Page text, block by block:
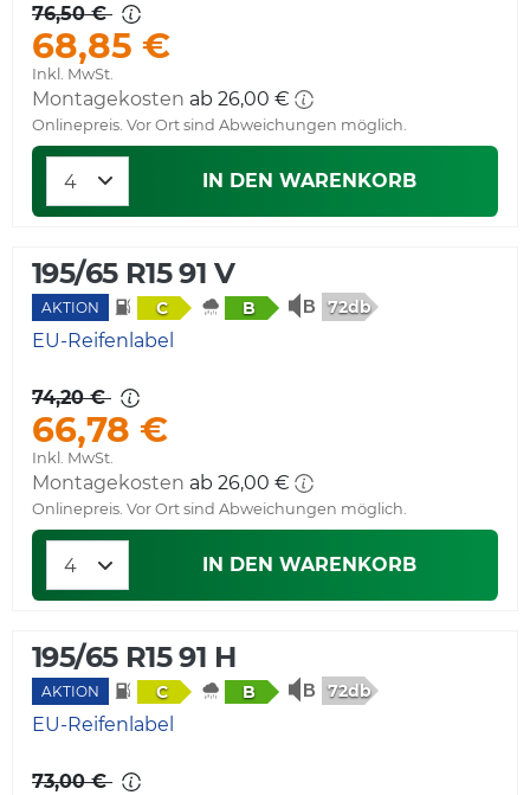
76,50 €
68,85 €
Inkl. MwSt.
Montagekosten ab 26,00 €
Onlinepreis. Vor Ort sind Abweichungen möglich.
IN DEN WARENKORB
195/65 R15 91 V
AKTION C B 72db
EU-Reifenlabel
74,20 €
66,78 €
Inkl. MwSt.
Montagekosten ab 26,00 €
Onlinepreis. Vor Ort sind Abweichungen möglich.
IN DEN WARENKORB
195/65 R15 91 H
AKTION C B 72db
EU-Reifenlabel
73,00 €